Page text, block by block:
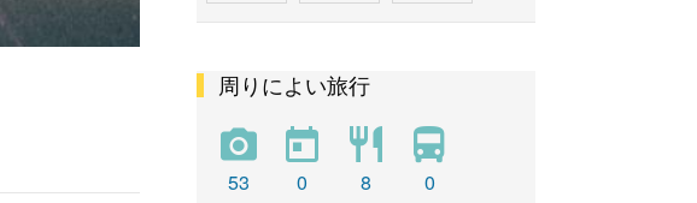
彩虹
新社花海
周りによい旅行
53 0 8 0